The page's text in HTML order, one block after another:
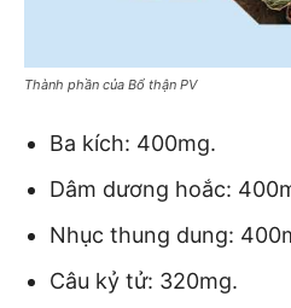
Thành phần của Bổ thận PV
Ba kích: 400mg.
Dâm dương hoắc:
Nhục thung dung:
Câu kỷ tử: 320mg.